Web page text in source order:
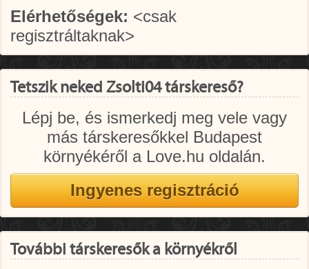
Elérhetőségek: <csak
regisztráltaknak>
Tetszik neked Zsolti04 társkereső?
Lépj be, és ismerkedj meg vele vagy
más társkeresőkkel Budapest
környékéről a Love.hu oldalán.
További társkeresők a környékről